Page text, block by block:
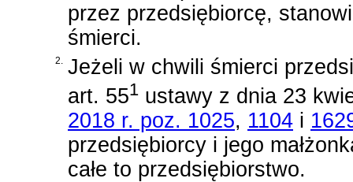
przez przedsiębiorcę,
śmierci.
2. Jeżeli w chwili śmierci
art. 551 ustawy z dnia 23
2018 r. poz. 1025, 1104 i
przedsiębiorcy i jego
całe to przedsiębiorstwo.